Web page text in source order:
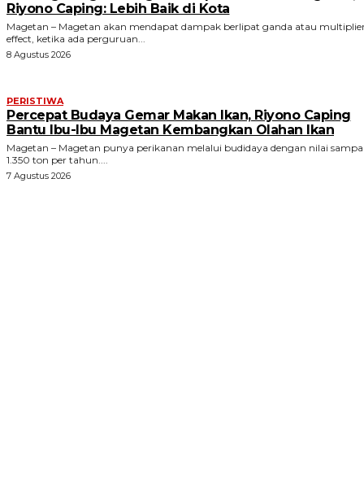
Riyono Caping: Lebih Baik di Kota
Magetan – Magetan akan mendapat dampak berlipat ganda atau
effect, ketika ada perguruan...
8 Agustus 2026
PERISTIWA
Percepat Budaya Gemar Makan Ikan, Riyono Caping
Bantu Ibu-Ibu Magetan Kembangkan Olahan Ikan
Magetan – Magetan punya perikanan melalui budidaya dengan nilai
1.350 ton per tahun....
7 Agustus 2026